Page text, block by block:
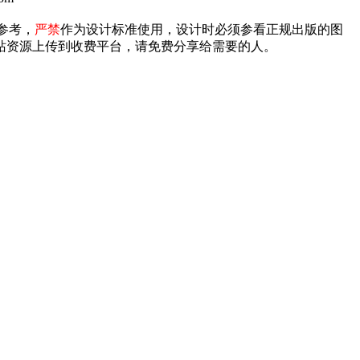
考， 严禁作为设计标准使用，设计时必须参看正规出版的图
源上传到收费平台，请免费分享给需要的人。